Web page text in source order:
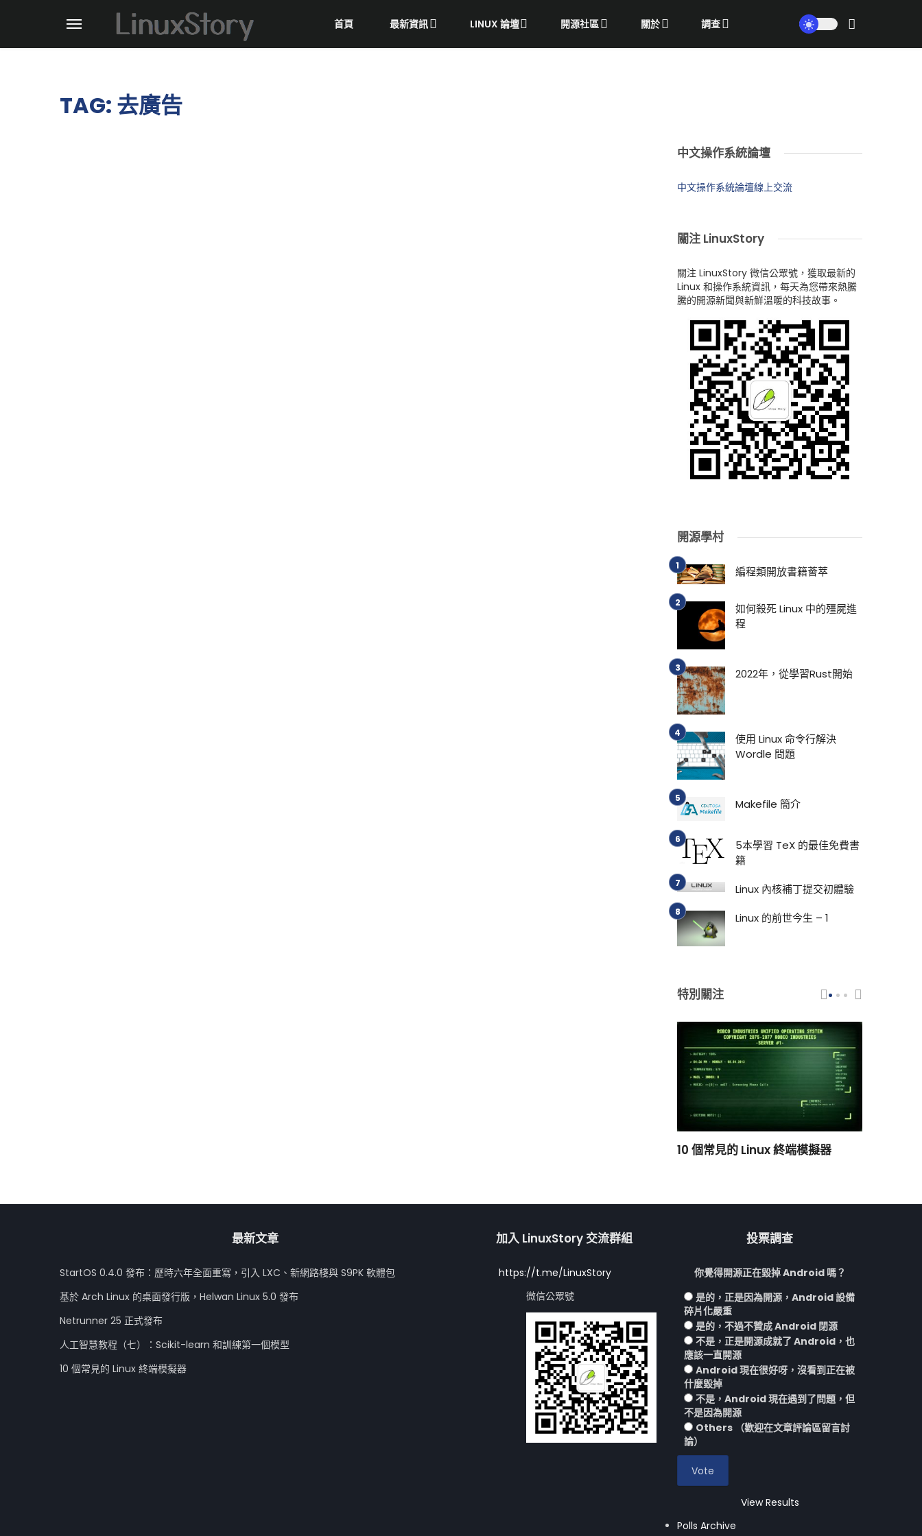
首頁 最新資訊 LINUX 論壇 開源社區 關於 調查
TAG: 去廣告
中文操作系統論壇
中文操作系統論壇線上交流
關注 LinuxStory
關注 LinuxStory 微信公眾號，獲取最新的
Linux 和操作系統資訊，每天為您帶來熱騰
騰的開源新聞與新鮮溫暖的科技故事。
開源學村
編程類開放書籍薈萃
如何殺死 Linux 中的殭屍進
程
2022年，從學習Rust開始
使用 Linux 命令行解決
Wordle 問題
Makefile 簡介
5本學習 TeX 的最佳免費書
籍
Linux 內核補丁提交初體驗
Linux 的前世今生 – 1
特別關注
10 個常見的 Linux 終端模擬器
最新文章
StartOS 0.4.0 發布：歷時六年全面重寫，引入 LXC、新網路棧與 S9PK 軟體包
基於 Arch Linux 的桌面發行版，Helwan Linux 5.0 發布
Netrunner 25 正式發布
人工智慧教程（七）：Scikit-learn 和訓練第一個模型
10 個常見的 Linux 終端模擬器
加入 LinuxStory 交流群組
https://t.me/LinuxStory
微信公眾號
投票調查
你覺得開源正在毀掉 Android 嗎？
是的，正是因為開源，Android 設備
碎片化嚴重
是的，不過不贊成 Android 閉源
不是，正是開源成就了 Android，也
應該一直開源
Android 現在很好呀，沒看到正在被
什麼毀掉
不是，Android 現在遇到了問題，但
不是因為開源
Others （歡迎在文章評論區留言討
論）
View Results
Polls Archive